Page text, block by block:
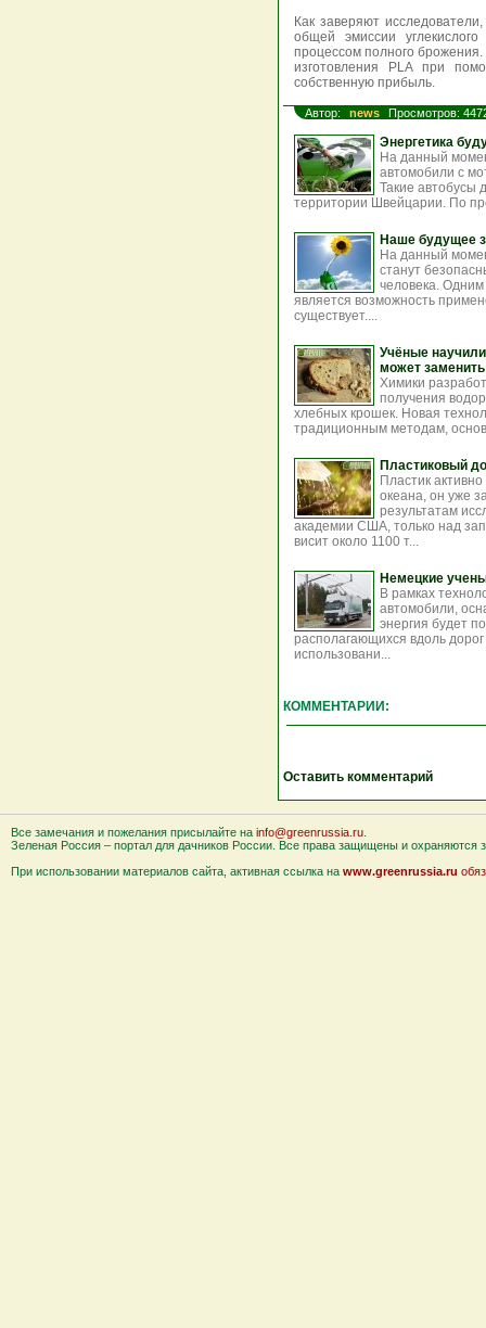
Как заверяют
общей эмиссии
процессом полного
изготовления PLA при
собственную прибыль.
Автор: news Просмотров:
Энергетика
На данный
автомобили с
Такие автобусы
территории Швейцарии. По
Наше будущее
На данный
станут
человека.
является возможность
существует....
Учёные
может заменить
Химики
получения
хлебных крошек. Новая
традиционным методам,
Пластиковый
Пластик
океана, он уже
результатам
академии США, только над
висит около 1100 т...
Немецкие
В рамках
автомобили,
энергия будет
располагающихся вдоль
использовани...
КОММЕНТАРИИ:
Оставить комментарий
Все замечания и пожелания присылайте на info@greenrussia.ru
Зеленая Россия – портал для дачников России. Все права защищены и охраняются
При использовании материалов сайта, активная ссылка на www.greenrussia.ru